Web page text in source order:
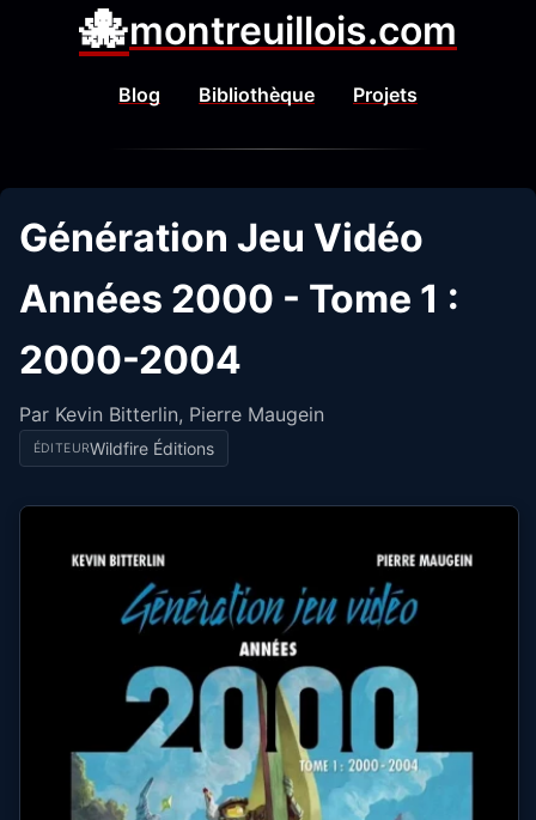
🐙montreuillois.com
Blog Bibliothèque Projets
Génération Jeu Vidéo
Années 2000 - Tome 1 :
2000-2004
Par Kevin Bitterlin, Pierre Maugein
ÉDITEURWildfire Éditions